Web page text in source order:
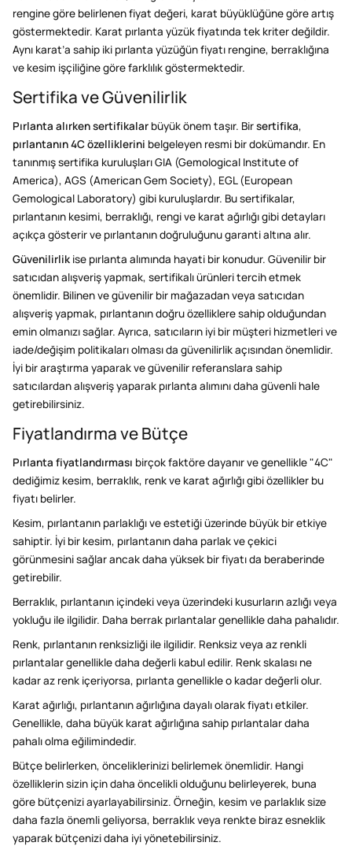
rengine göre belirlenen fiyat değeri, karat büyüklüğüne göre artış
göstermektedir. Karat pırlanta yüzük fiyatında tek kriter değildir.
Aynı karat’a sahip iki pırlanta yüzüğün fiyatı rengine, berraklığına
ve kesim işçiliğine göre farklılık göstermektedir.
Sertifika ve Güvenilirlik
Pırlanta alırken sertifikalar büyük önem taşır. Birsertifika,
pırlantanın 4C özelliklerini belgeleyen resmi bir dokümandır. En
tanınmış sertifika kuruluşları GIA (Gemological Institute of
America), AGS (American Gem Society), EGL (European
Gemological Laboratory) gibi kuruluşlardır. Bu sertifikalar,
pırlantanın kesimi, berraklığı, rengi ve karat ağırlığı gibi detayları
açıkça gösterir ve pırlantanın doğruluğunu garanti altına alır.
Güvenilirlik ise pırlanta alımında hayati bir konudur. Güvenilir bir
satıcıdan alışveriş yapmak, sertifikalı ürünleri tercih etmek
önemlidir. Bilinen ve güvenilir bir mağazadan veya satıcıdan
alışveriş yapmak, pırlantanın doğru özelliklere sahip olduğundan
emin olmanızı sağlar. Ayrıca, satıcıların iyi bir müşteri hizmetleri ve
iade/değişim politikaları olması da güvenilirlik açısından önemlidir.
İyi bir araştırma yaparak ve güvenilir referanslara sahip
satıcılardan alışveriş yaparak pırlanta alımını daha güvenli hale
getirebilirsiniz.
Fiyatlandırma ve Bütçe
Pırlanta fiyatlandırması birçok faktöre dayanır ve genellikle "4C"
dediğimiz kesim, berraklık, renk ve karat ağırlığı gibi özellikler bu
fiyatı belirler.
Kesim, pırlantanın parlaklığı ve estetiği üzerinde büyük bir etkiye
sahiptir. İyi bir kesim, pırlantanın daha parlak ve çekici
görünmesini sağlar ancak daha yüksek bir fiyatı da beraberinde
getirebilir.
Berraklık, pırlantanın içindeki veya üzerindeki kusurların azlığı veya
yokluğu ile ilgilidir. Daha berrak pırlantalar genellikle daha pahalıdır.
Renk, pırlantanın renksizliği ile ilgilidir. Renksiz veya az renkli
pırlantalar genellikle daha değerli kabul edilir. Renk skalası ne
kadar az renk içeriyorsa, pırlanta genellikle o kadar değerli olur.
Karat ağırlığı, pırlantanın ağırlığına dayalı olarak fiyatı etkiler.
Genellikle, daha büyük karat ağırlığına sahip pırlantalar daha
pahalı olma eğilimindedir.
Bütçe belirlerken, önceliklerinizi belirlemek önemlidir. Hangi
özelliklerin sizin için daha öncelikli olduğunu belirleyerek, buna
göre bütçenizi ayarlayabilirsiniz. Örneğin, kesim ve parlaklık size
daha fazla önemli geliyorsa, berraklık veya renkte biraz esneklik
yaparak bütçenizi daha iyi yönetebilirsiniz.